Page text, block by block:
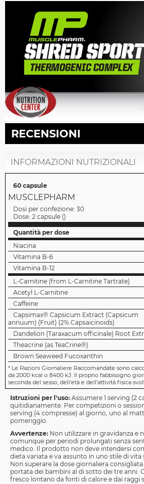
RECENSIONI
INFORMAZIONI NUTRIZIONALI
60 capsule
MUSCLEPHARM
Dosi per confezione: 30
Dose: 2 capsule ()
Quantità per dose
Niacina
Vitamina B-6
Vitamina B-12
L-Carnitine (from L-Carnitine Tartrate)
Acetyl L-Carnitine
Caffeine
Capsimax® Capsicum Extract (Capsicum
annuum) (Fruit) (2% Capsaicinoids)
Dandelion (Taraxacum officinale) Root
Theacrine (as TeaCrine®)
Brown Seaweed Fucoxanthin
* Le Razioni Giornaliere Raccomandate sono
da 2000 kcal o 8400 kJ. Il proprio fabbisogno
seconda del sesso, dell'età e dell'attività fisica
Istruzioni per l'uso: Assumere 1 serving (2
quitidianamente. Per competizioni o
serving (4 compresse) al giorno, uno al
pomeriggio.
Avvertenze: Non utilizzare in gravidanza e
comunque per periodi prolungati senza
medico. Il prodotto non deve intendersi
dieta variata e va assunto in uno stile di vita
Non superare la dose giornaliera
portata dei bambini al di sotto dei tre anni.
fresco lontano da fonti di calore e dai raggi